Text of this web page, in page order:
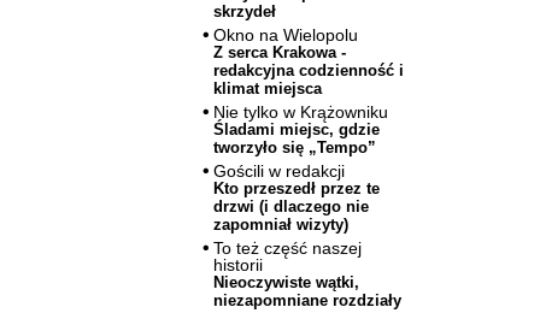
skrzydeł
Okno na Wielopolu
Z serca Krakowa -
redakcyjna codzienność i
klimat miejsca
Nie tylko w Krążowniku
Śladami miejsc, gdzie
tworzyło się „Tempo”
Gościli w redakcji
Kto przeszedł przez te
drzwi (i dlaczego nie
zapomniał wizyty)
To też część naszej
historii
Nieoczywiste wątki,
niezapomniane rozdziały